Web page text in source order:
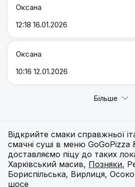
Оксана
12:18 16.01.2026
Оксана
10:16 12.01.2026
Більше
Відкрийте смаки справжньої
смачні суші в меню GoGoPizza
доставляємо піцу до таких
Харківський масив, Позняки,
Бориспільська, Вирлиця,
шосе